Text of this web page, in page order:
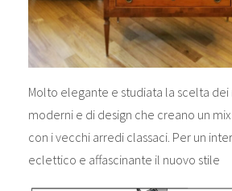
Molto elegante e studiata la scelta dei
moderni e di design che creano un
con i vecchi arredi classaci. Per un
eclettico e affascinante il nuovo stile